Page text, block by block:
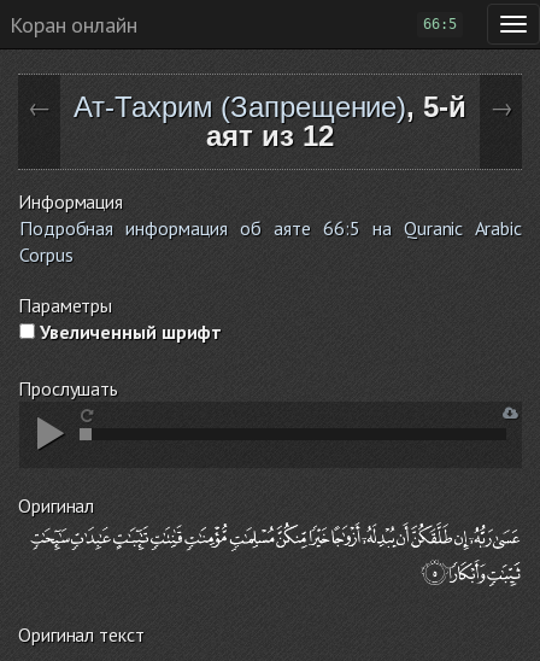
Коран онлайн 66:5
← Ат-Тахрим (Запрещение), 5-й
аят из 12
→
Информация
Подробная информация об аяте 66:5 на Quranic Arabic
Corpus
Параметры
Увеличенный шрифт
Прослушать
Оригинал
Оригинал текст